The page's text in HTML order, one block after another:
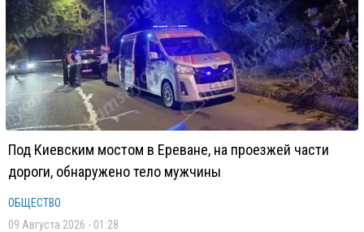
Под Киевским мостом в Ереване, на проезжей части
дороги, обнаружено тело мужчины
ОБЩЕСТВО
09 Августа 2026 - 01:28